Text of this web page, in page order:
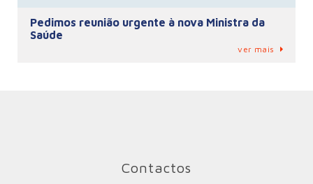
Pedimos reunião urgente à nova Ministra da
Saúde
ver mais
Contactos